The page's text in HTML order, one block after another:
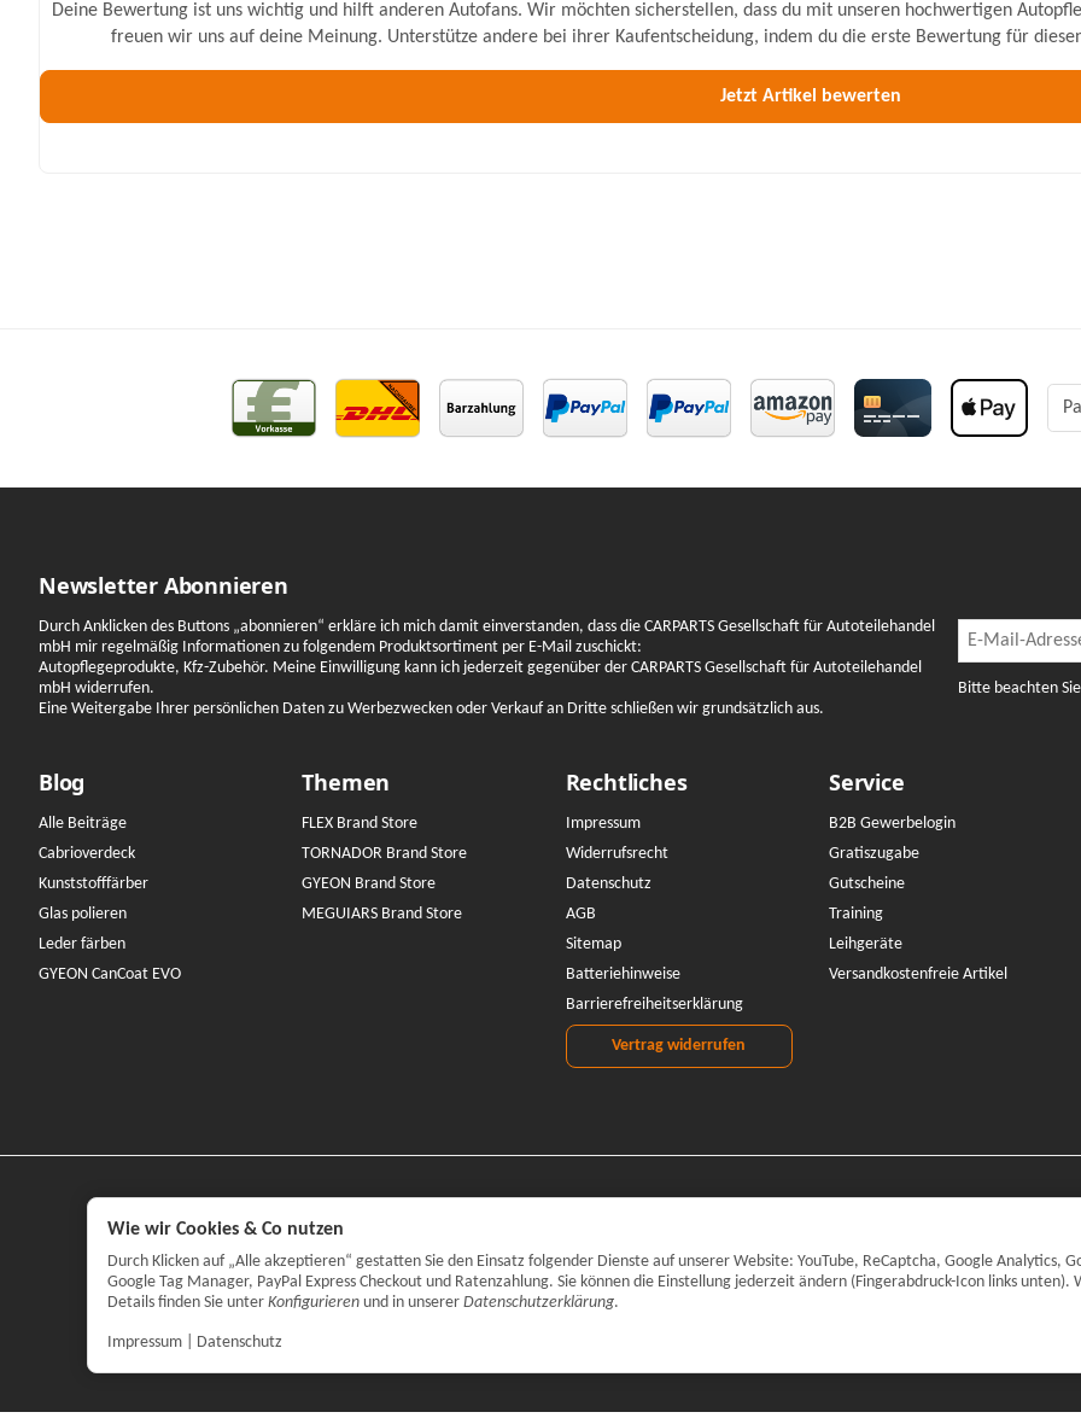
Deine Bewertung ist uns wichtig und hilft anderen Autofans. Wir möchten sicherstellen, dass du mit unseren hochwertigen
freuen wir uns auf deine Meinung. Unterstütze andere bei ihrer Kaufentscheidung, indem du die erste Bewertung für
Newsletter Abonnieren
Durch Anklicken des Buttons „abonnieren“ erkläre ich mich damit einverstanden, dass die CARPARTS Gesellschaft für Autoteilehandel
mbH mir regelmäßig Informationen zu folgendem Produktsortiment per E-Mail zuschickt:
Autopflegeprodukte, Kfz-Zubehör. Meine Einwilligung kann ich jederzeit gegenüber der CARPARTS Gesellschaft für Autoteilehandel
mbH widerrufen.
Eine Weitergabe Ihrer persönlichen Daten zu Werbezwecken oder Verkauf an Dritte schließen wir grundsätzlich aus.
Bitte beachten
Blog
Alle Beiträge
Cabrioverdeck
Kunststofffärber
Glas polieren
Leder färben
GYEON CanCoat EVO
Themen
FLEX Brand Store
TORNADOR Brand Store
GYEON Brand Store
MEGUIARS Brand Store
Rechtliches
Impressum
Widerrufsrecht
Datenschutz
AGB
Sitemap
Batteriehinweise
Barrierefreiheitserklärung
Vertrag widerrufen
Service
B2B Gewerbelogin
Gratiszugabe
Gutscheine
Training
Leihgeräte
Versandkostenfreie Artikel
Wie wir Cookies & Co nutzen
Durch Klicken auf „Alle akzeptieren“ gestatten Sie den Einsatz folgender Dienste auf unserer Website: YouTube, ReCaptcha, Google Analytics,
Google Tag Manager, PayPal Express Checkout und Ratenzahlung. Sie können die Einstellung jederzeit ändern (Fingerabdruck-Icon links unten).
Details finden Sie unter Konfigurieren und in unserer Datenschutzerklärung.
Impressum Datenschutz